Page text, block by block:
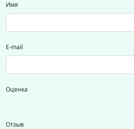
Имя
E-mail
Оценка
Отзыв